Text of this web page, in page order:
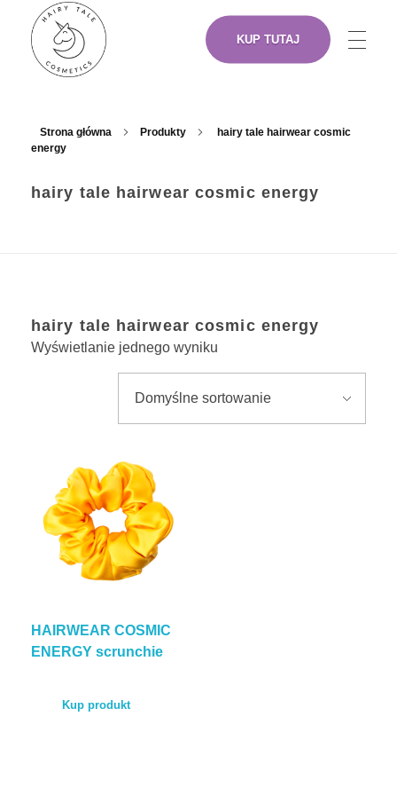
Hairy Tale Cosmetics
KUP TUTAJ
GDZIE KUPIĆ
KONTAKT
ENGLISH
TEST POROWATOŚCI
Strona główna Produkty
hairy tale hairwear cosmic
energy
hairy tale hairwear cosmic energy
hairy tale hairwear cosmic energy
Wyświetlanie jednego wyniku
HAIRWEAR COSMIC
ENERGY scrunchie
Kup produkt